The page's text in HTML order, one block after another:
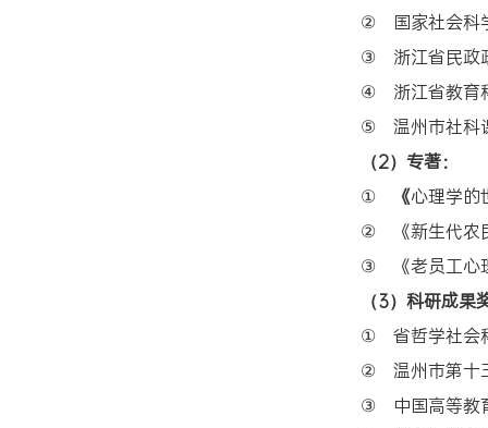
② 国家社会科
③ 浙江省民政
④ 浙江省教育
⑤温州市社科
（2）专著：
① 《心理学的
② 《新生代
③
《老员工
（3）科研成果
①省哲学社会
②温州市第十
③ 中国高等